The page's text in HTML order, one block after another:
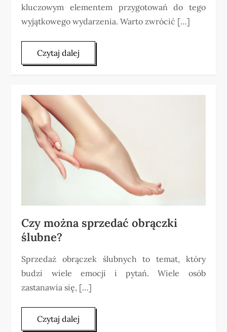
kluczowym elementem przygotowań do tego
wyjątkowego wydarzenia. Warto zwrócić […]
Czytaj dalej
Czy można sprzedać obrączki
ślubne?
Sprzedaż obrączek ślubnych to temat, który
budzi wiele emocji i pytań. Wiele osób
zastanawia się, […]
Czytaj dalej